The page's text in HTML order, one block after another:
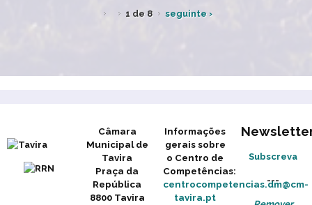
1 de 8 seguinte ›
Câmara
Municipal de
Tavira
Praça da
República
8800 Tavira
Informações
gerais sobre
o Centro de
Competências:
centrocompetencias.dm@cm-
tavira.pt
Subscreva
---